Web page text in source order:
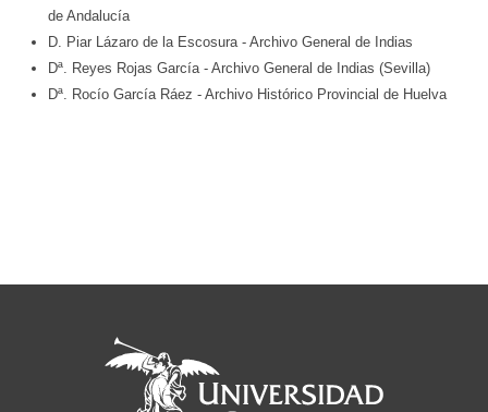
de Andalucía
D. Piar Lázaro de la Escosura - Archivo General de Indias
Dª. Reyes Rojas García - Archivo General de Indias (Sevilla)
Dª. Rocío García Ráez - Archivo Histórico Provincial de Huelva